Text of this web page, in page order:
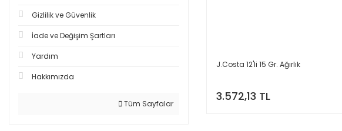
Gizlilik ve Güvenlik
İade ve Değişim Şartları
Yardım
Hakkımızda
Tüm Sayfalar
J.Costa 12'li 15 Gr. Ağırlık
3.572,13 TL